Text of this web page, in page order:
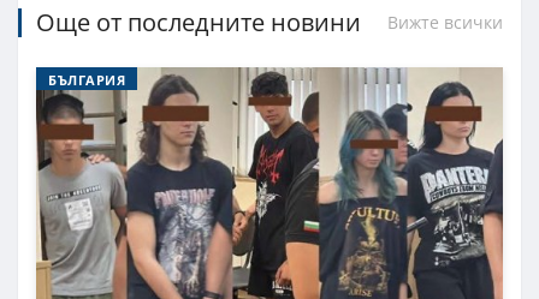
Още от последните новини Вижте всички
БЪЛГАРИЯ